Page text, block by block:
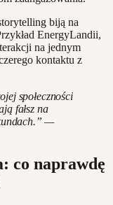
biją na
EnergyLandii,
na jednym
kontaktu z
społeczności
fałsz na
—
co naprawdę